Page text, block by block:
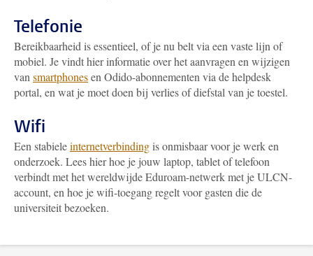
Telefonie
Bereikbaarheid is essentieel, of je nu belt via een vaste lijn of
mobiel. Je vindt hier informatie over het aanvragen en wijzigen
van smartphonesen Odido-abonnementen via de helpdesk
portal, en wat je moet doen bij verlies of diefstal van je toestel.
Wifi
Een stabieleinternetverbindingis onmisbaar voor je werk en
onderzoek. Lees hier hoe je jouw laptop, tablet of telefoon
verbindt met het wereldwijde Eduroam-netwerk met je ULCN-
account, en hoe je wifi-toegang regelt voor gasten die de
universiteit bezoeken.